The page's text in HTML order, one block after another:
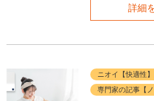
詳細
ニオイ【快適性】
専門家の記事【ノ